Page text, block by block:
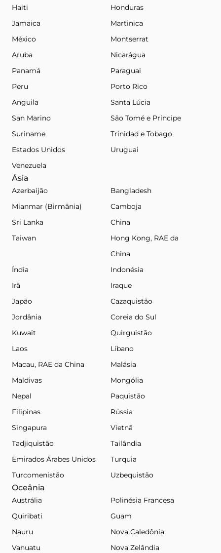
Haiti
Honduras
Jamaica
Martinica
México
Montserrat
Aruba
Nicarágua
Panamá
Paraguai
Peru
Porto Rico
Anguila
Santa Lúcia
San Marino
São Tomé e Príncipe
Suriname
Trinidad e Tobago
Estados Unidos
Uruguai
Venezuela
Ásia
Azerbaijão
Bangladesh
Mianmar (Birmânia)
Camboja
Sri Lanka
China
Taiwan
Hong Kong, RAE da
China
Índia
Indonésia
Irã
Iraque
Japão
Cazaquistão
Jordânia
Coreia do Sul
Kuwait
Quirguistão
Laos
Líbano
Macau, RAE da China
Malásia
Maldivas
Mongólia
Nepal
Paquistão
Filipinas
Rússia
Singapura
Vietnã
Tadjiquistão
Tailândia
Emirados Árabes Unidos
Turquia
Turcomenistão
Uzbequistão
Oceânia
Austrália
Polinésia Francesa
Quiribati
Guam
Nauru
Nova Caledônia
Vanuatu
Nova Zelândia